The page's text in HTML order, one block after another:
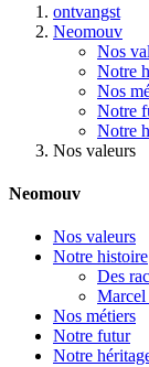
ontvangst
Neomouv
Nos
Notre
Nos
Notre
Notre
Nos valeurs
Neomouv
Nos valeurs
Notre histoire
Des
Marcel
Nos métiers
Notre futur
Notre